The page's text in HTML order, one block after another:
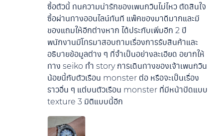
ซื้อตัวนี้ ทนความน่ารักของเพนกวินไม่ไหว ตัดสินใจ
ซื้อผ่านทางออนไลน์ทันที แพ๊คของมาดีมากและมี
ของแถมให้อีกต่างหาก ได้ประกับเพิ่มอีก 2 ปี
พนักงานมีโทรมาสอบถามเรื่องการรับสินค้าและ
อธิบายข้อมูลต่าง ๆ ที่จำเป็นอย่างละเอียด อยากให้
ทาง seiko ทำ story การเดินทางของเจ้าเพนกวิน
น้อยนี้กับตัวเรือน monster ต่อ หรือจะเป็นเรื่อง
ราวอื่น ๆ แต่บนตัวเรือน monster ที่มีหน้าปัดแบบ
texture 3 มิติแบบนี้อีก